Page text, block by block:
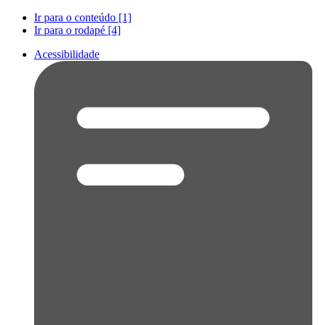
Ir para o conteúdo [1]
Ir para o rodapé [4]
Acessibilidade